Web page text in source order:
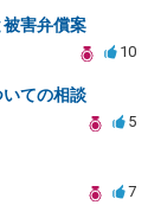
害弁償案
10
ての相談
5
7